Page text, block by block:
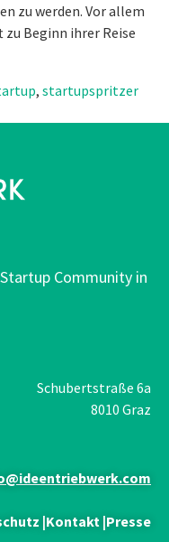
zu werden. Vor allem
Beginn ihrer Reise
, startupspritzer
Community in
Schubertstraße 6a
8010 Graz
|Kontakt |Presse